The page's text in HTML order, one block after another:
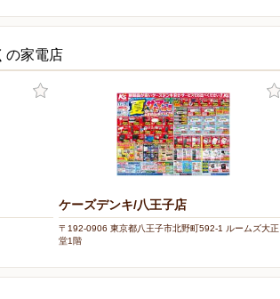
の家電店
ケーズデンキ/八王子店
〒192-0906 東京都八王子市北野町592-1 ルームズ大正
堂1階